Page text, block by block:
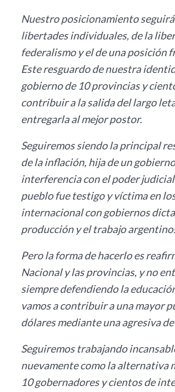
Nuestro posicionamiento
libertades individuales, de la
federalismo y el de una posición
Este resguardo de nuestra
gobierno de 10 provincias y
contribuir a la salida del largo
entregarla al mejor postor.
Seguiremos siendo la principal
de la inflación, hija de un
interferencia con el poder
pueblo fue testigo y víctima en
internacional con gobiernos
producción y el trabajo
Pero la forma de hacerlo es
Nacional y las provincias, y no
siempre defendiendo la
vamos a contribuir a una mayor
dólares mediante una agresiva
Seguiremos trabajando
nuevamente como la alternativa
10 gobernadores y cientos de